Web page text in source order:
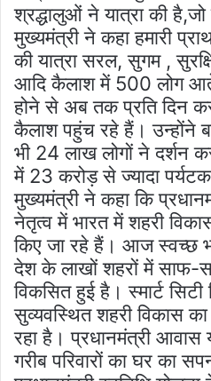
श्रद्धालुओं ने यात्रा की है,जो
मुख्यमंत्री ने कहा हमारी
की यात्रा सरल, सुगम ,
आदि कैलाश में 500 लोग
होने से अब तक प्रति दिन
कैलाश पहुंच रहे हैं। उन्होंने
भी 24 लाख लोगों ने दर्शन
में 23 करोड़ से ज्यादा
मुख्यमंत्री ने कहा कि
नेतृत्व में भारत में शहरी
किए जा रहे हैं। आज स्वच्छ
देश के लाखों शहरों में साफ-
विकसित हुई है। स्मार्ट
सुव्यवस्थित शहरी विकास
रहा है। प्रधानमंत्री आवास
गरीब परिवारों का घर का